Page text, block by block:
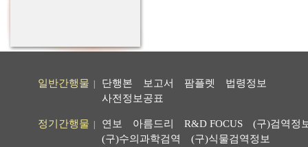
일반간행물 단행본 보고서 팜플렛
법령정보
사전정보공표
정기간행물 연보 아름드리 R&D FOCUS
(구)검역정
(구)수의과학검역
(구)식물검역정보